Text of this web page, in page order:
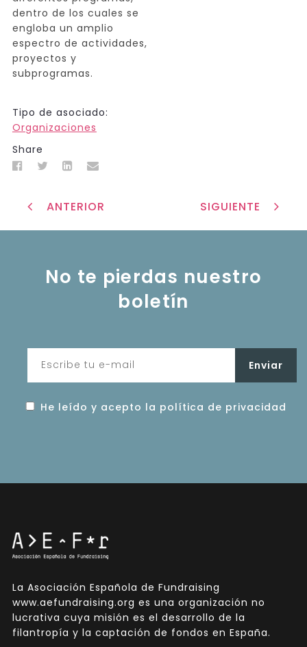
dentro de los cuales se
engloba un amplio
espectro de actividades,
proyectos y
subprogramas.
Tipo de asociado:
Organizaciones
Share
ANTERIOR SIGUIENTE
No te pierdas nuestro
boletín
He leído y acepto la política de privacidad
La Asociación Española de Fundraising
www.aefundraising.org es una organización no
lucrativa cuya misión es el desarrollo de la
filantropía y la captación de fondos en España.